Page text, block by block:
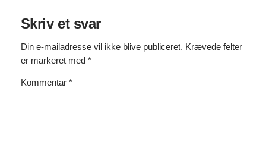
Skriv et svar
Din e-mailadresse vil ikke blive publiceret. Krævede felter
er markeret med *
Kommentar *